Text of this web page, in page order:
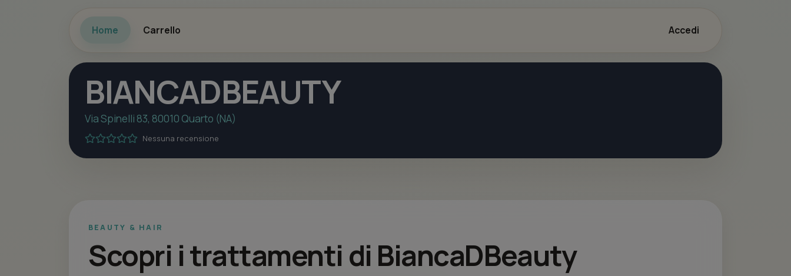
Home Carrello Accedi
BIANCADBEAUTY
Via Spinelli 83, 80010 Quarto (NA)
Nessuna recensione
BEAUTY & HAIR
Scopri i trattamenti di BiancaDBeauty